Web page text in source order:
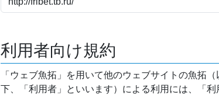
利用者向け規約
「ウェブ魚拓」を用いて他のウェブサイトの魚拓
下、「利用者」といいます）による利用には、「